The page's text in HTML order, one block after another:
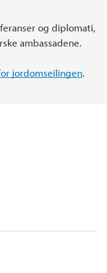
og diplomati,
ambassadene.
jordomseilingen.